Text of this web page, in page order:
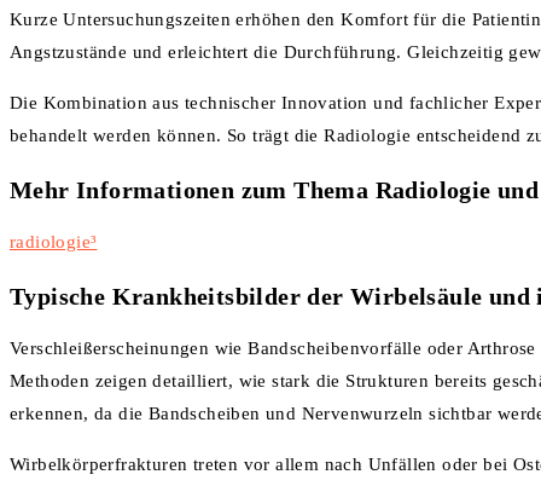
Kurze Untersuchungszeiten erhöhen den Komfort für die
Angstzustände und erleichtert die Durchführung. Gleichzeitig
Die Kombination aus technischer Innovation und fachlicher
behandelt werden können. So trägt die Radiologie entscheidend
Mehr Informationen zum Thema Radiologie
radiologie³
Typische Krankheitsbilder der Wirbelsäule und
Verschleißerscheinungen wie Bandscheibenvorfälle oder
Methoden zeigen detailliert, wie stark die Strukturen bereits
erkennen, da die Bandscheiben und Nervenwurzeln sichtbar
Wirbelkörperfrakturen treten vor allem nach Unfällen oder bei